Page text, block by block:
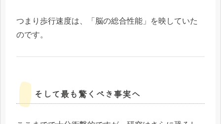
つまり歩行速度は、「脳の総合性能」を映していた
のです。
そして最も驚くべき事実へ